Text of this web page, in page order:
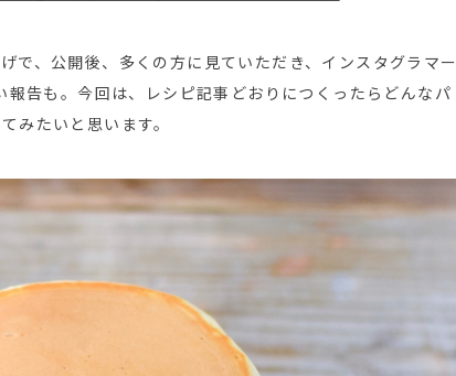
で、公開後、多くの方に見ていただき、インスタグラマー
報告も。今回は、レシピ記事どおりにつくったらどんなパ
たいと思います。